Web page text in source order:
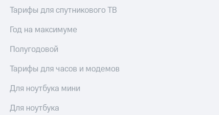
Еврооблигации-2023
о
именных
Другое
Регистратор
Тарифы для спутникового ТВ
Год на максимуме
Полугодовой
Тарифы для часов и модемов
Для ноутбука мини
Для ноутбука